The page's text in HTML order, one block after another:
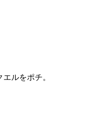
ルをポチ。